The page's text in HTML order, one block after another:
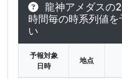
龍神アメダス
時間毎の時系列値を
い
予報対象
日時
地点